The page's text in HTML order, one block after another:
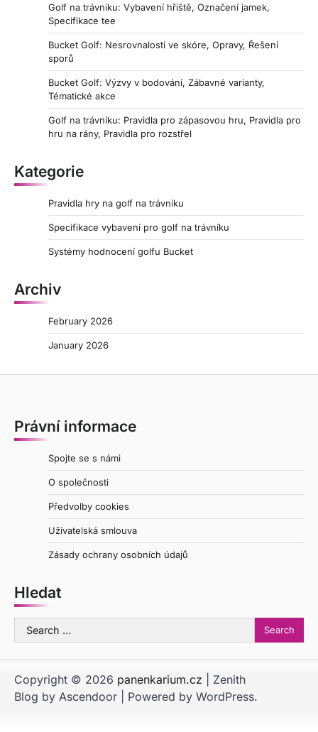
Golf na trávníku: Vybavení hřiště, Označení jamek,
Specifikace tee
Bucket Golf: Nesrovnalosti ve skóre, Opravy, Řešení
sporů
Bucket Golf: Výzvy v bodování, Zábavné varianty,
Tématické akce
Golf na trávníku: Pravidla pro zápasovou hru, Pravidla pro
hru na rány, Pravidla pro rozstřel
Kategorie
Pravidla hry na golf na trávníku
Specifikace vybavení pro golf na trávníku
Systémy hodnocení golfu Bucket
Archiv
February 2026
January 2026
Právní informace
Spojte se s námi
O společnosti
Předvolby cookies
Uživatelská smlouva
Zásady ochrany osobních údajů
Hledat
Search
for:
Copyright © 2026 panenkarium.cz | Zenith
Blog by Ascendoor | Powered by WordPress.